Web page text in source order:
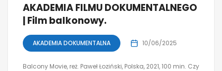
AKADEMIA FILMU DOKUMENTALNEGO
| Film balkonowy.
AKADEMIA DOKUMENTALNA 10/06/2025
Balcony Movie, reż. Paweł Łoziński, Polska, 2021, 100 min. Czy